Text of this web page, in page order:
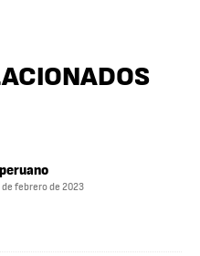
de febrero de 2023